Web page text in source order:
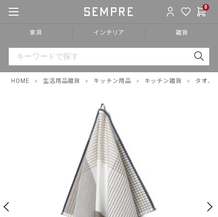
0
家具 インテリア 雑貨
HOME » 生活用品雑貨 » キッチン用品 » キッチン雑貨 » タオル